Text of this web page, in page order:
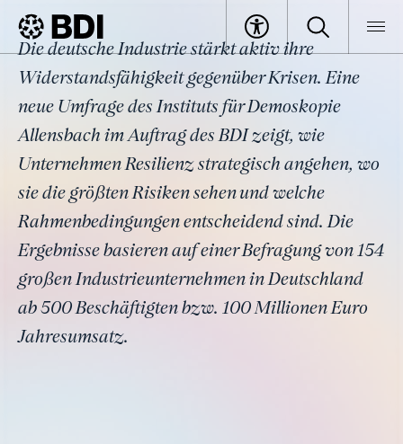
BDI Specials Resilienz stärken, Wohlstand bewahren
Industrie auf dem Weg zu wirtschaftlicher Resilienz
Industrie auf dem Weg zu
wirtschaftlicher Resilienz
Die deutsche Industrie stärkt aktiv ihre
Widerstandsfähigkeit gegenüber Krisen. Eine
neue Umfrage des Instituts für Demoskopie
Allensbach im Auftrag des BDI zeigt, wie
Unternehmen Resilienz strategisch angehen, wo
sie die größten Risiken sehen und welche
Rahmenbedingungen entscheidend sind. Die
Ergebnisse basieren auf einer Befragung von 154
großen Industrieunternehmen in Deutschland
ab 500 Beschäftigten bzw. 100 Millionen Euro
Jahresumsatz.